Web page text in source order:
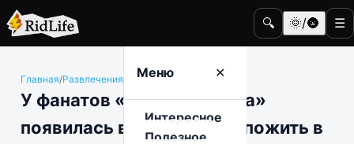
🔍 🌞/🌚 ☰
Меню ✕
Интересное
Полезное
Главная/Развлечения Кино и телевидение
У фанатов «Гарри Поттера»
появилась возможность пожить в